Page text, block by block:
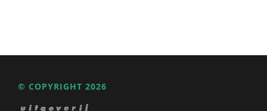
© COPYRIGHT 2026